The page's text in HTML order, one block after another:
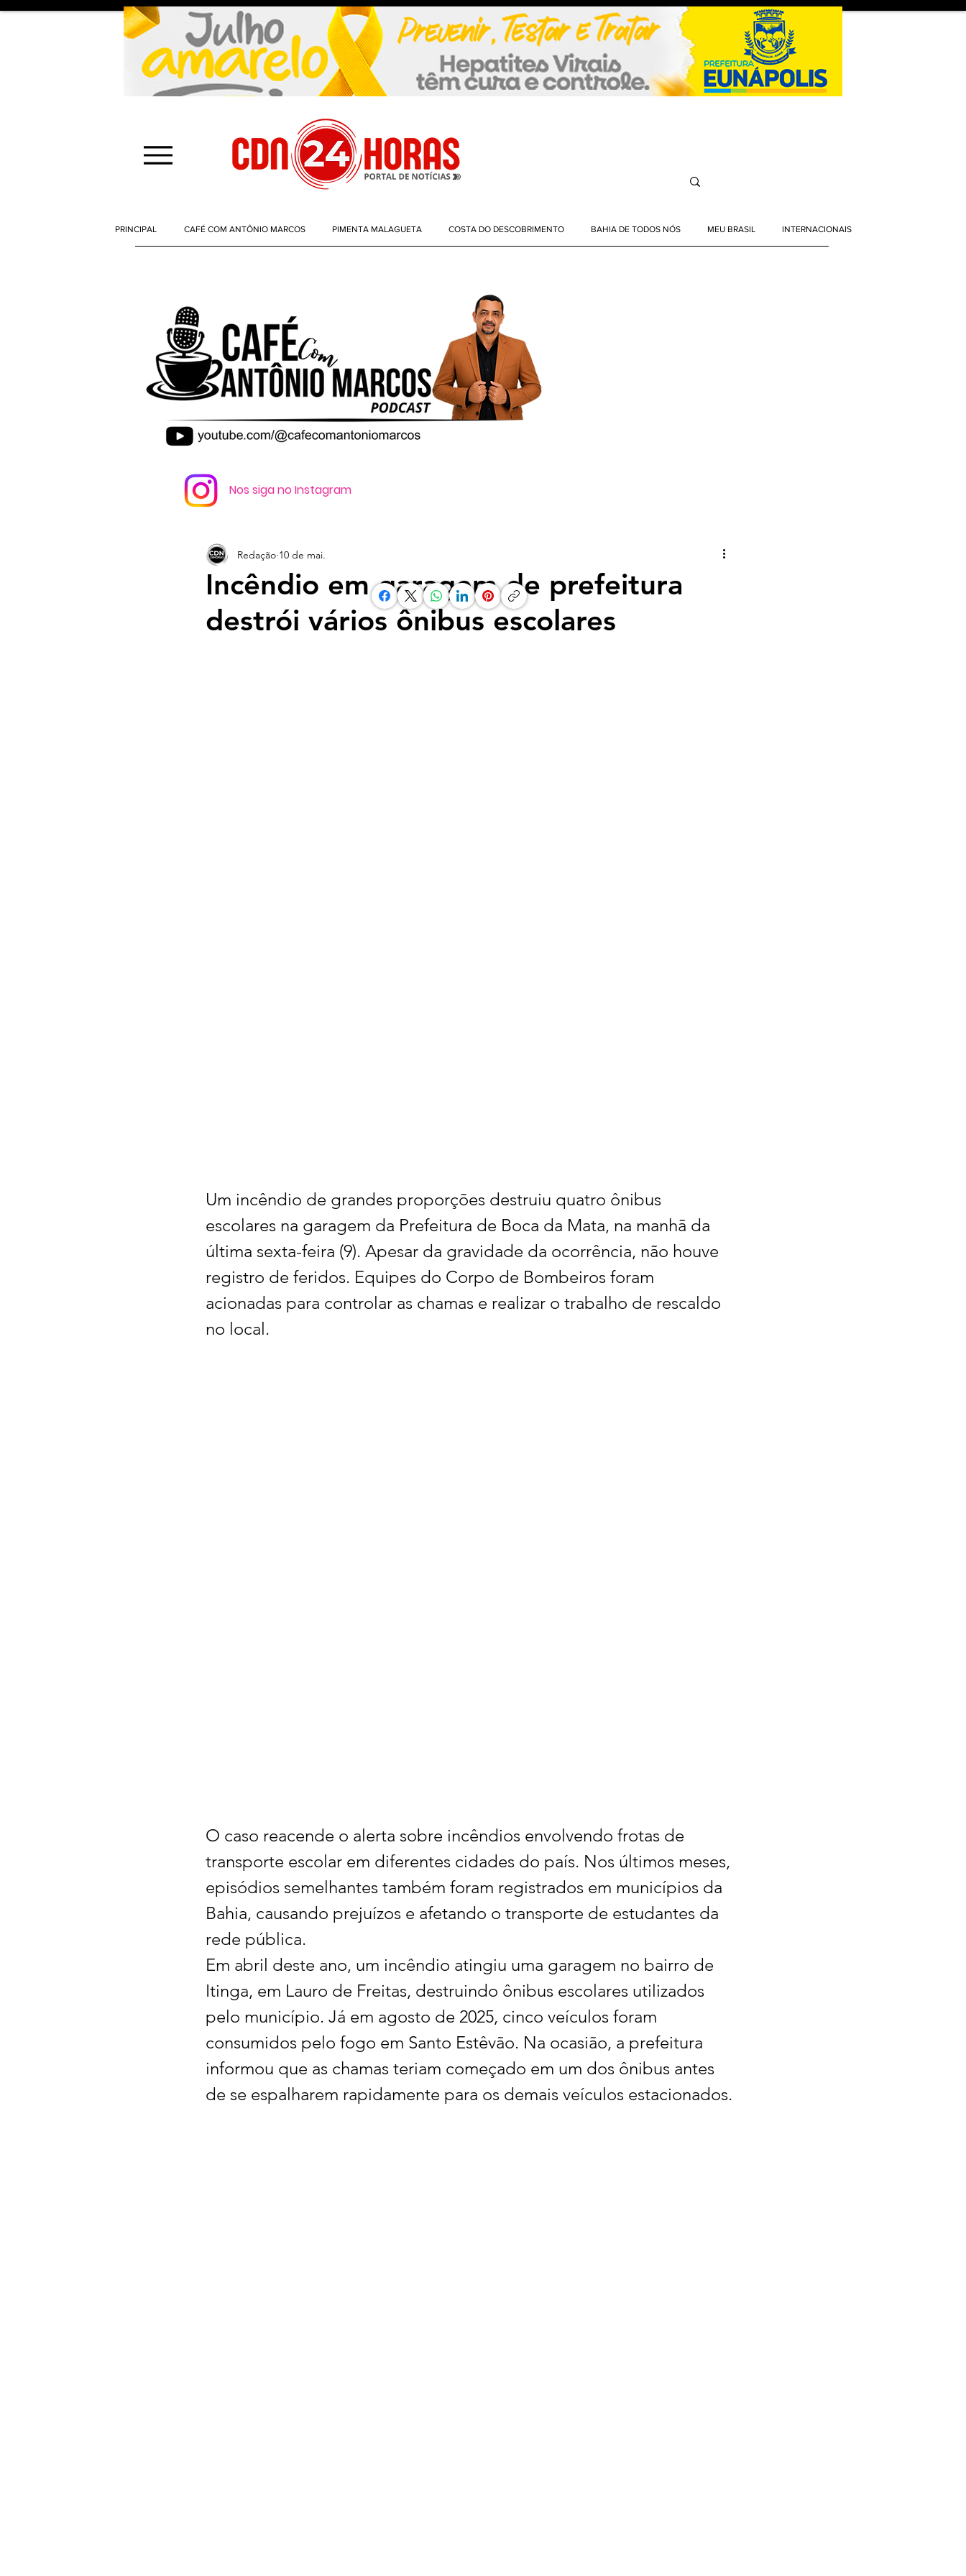
Nos siga no Instagram
Incêndio em garagem de prefeitura
destrói vários ônibus escolares
Redação 10 de mai.
Um incêndio de grandes proporções destruiu quatro ônibus
escolares na garagem da Prefeitura de Boca da Mata, na manhã da
última sexta-feira (9). Apesar da gravidade da ocorrência, não houve
registro de feridos. Equipes do Corpo de Bombeiros foram
acionadas para controlar as chamas e realizar o trabalho de rescaldo
no local.
O caso reacende o alerta sobre incêndios envolvendo frotas de
transporte escolar em diferentes cidades do país. Nos últimos meses,
episódios semelhantes também foram registrados em municípios da
Bahia, causando prejuízos e afetando o transporte de estudantes da
rede pública.
Em abril deste ano, um incêndio atingiu uma garagem no bairro de
Itinga, em Lauro de Freitas, destruindo ônibus escolares utilizados
pelo município. Já em agosto de 2025, cinco veículos foram
consumidos pelo fogo em Santo Estêvão. Na ocasião, a prefeitura
informou que as chamas teriam começado em um dos ônibus antes
de se espalharem rapidamente para os demais veículos estacionados.
PRINCIPAL CAFÉ COM ANTÔNIO MARCOS PIMENTA MALAGUETA COSTA DO DESCOBRIMENTO BAHIA DE TODOS NÓS MEU BRASIL INTERNACIONAIS